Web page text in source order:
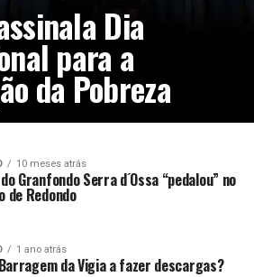
Dia
para a
da Pobreza
10 meses atrás
Granfondo Serra d ́Ossa “pedalou” no
de Redondo
1 ano atrás
da Vigia a fazer descargas?